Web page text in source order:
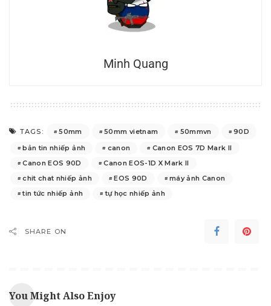
Minh Quang
TAGS: 50mm 50mm vietnam 50mmvn
90D
bản tin nhiếp ảnh
canon
Canon EOS 7D Mark II
Canon EOS 90D
Canon EOS-1D X Mark II
chit chat nhiếp ảnh
EOS 90D
máy ảnh Canon
tin tức nhiếp ảnh
tự học nhiếp ảnh
SHARE ON
You Might Also Enjoy